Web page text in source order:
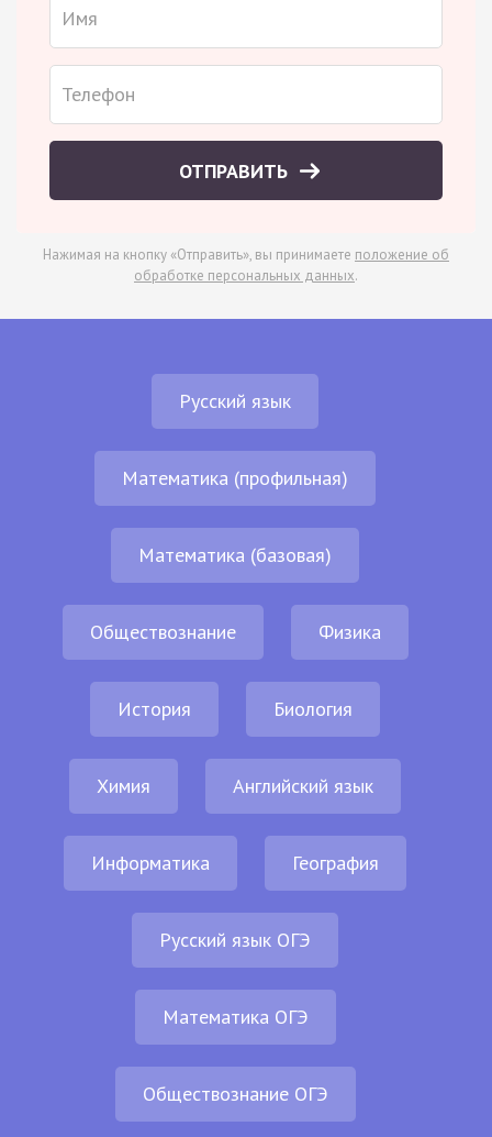
ОТПРАВИТЬ
Нажимая на кнопку «Отправить», вы принимаете положение об
обработке персональных данных.
Русский язык
Математика (профильная)
Математика (базовая)
Обществознание Физика
История Биология
Химия Английский язык
Информатика География
Русский язык ОГЭ
Математика ОГЭ
Обществознание ОГЭ